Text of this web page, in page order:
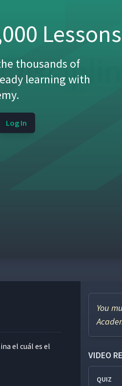
Lessons
thousands of
learning with
Log In
el cuál es el
09:22
04:18
You
VIDEO
QUIZ